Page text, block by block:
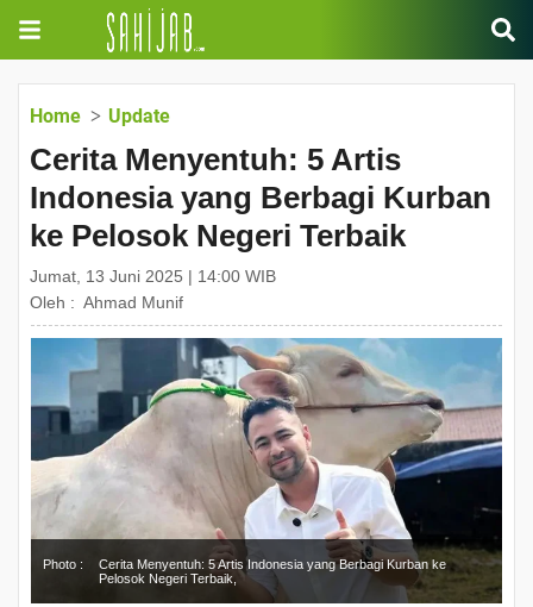
Home Update
Cerita Menyentuh: 5 Artis
Indonesia yang Berbagi Kurban
ke Pelosok Negeri Terbaik
Jumat, 13 Juni 2025 | 14:00 WIB
Oleh : Ahmad Munif
Photo :
Cerita Menyentuh: 5 Artis Indonesia yang Berbagi Kurban ke
Pelosok Negeri Terbaik,